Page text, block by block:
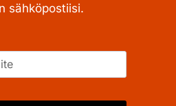
sähköpostiisi.